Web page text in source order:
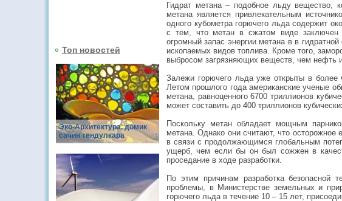
Топ новостей
Эко-Архитектура. домик
сачин тендулкара
Гидрат метана – подобное льду вещество,
метана является привлекательным
одного кубометра горючего льда содержит
с тем, что метан в сжатом виде заключен
огромный запас энергии метана в в
ископаемых видов топлива. Кроме того,
выбросом загрязняющих веществ, чем нефть
Залежи горючего льда уже открыты в более
Летом прошлого года американские ученые
метана, равноценного 6700 триллионов
может составить до 400 триллионов
Поскольку метан обладает мощным
метана. Однако они считают, что осторожное
в связи с продолжающимся глобальным
ущерб, чем если бы он был сожжен в
проседание в ходе разработки.
По этим причинам разработка безопасной
проблемы, в Министерстве земельных и
горючего льда в течение 10 – 15 лет,